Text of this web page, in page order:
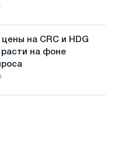
на CRC и HDG
на фоне